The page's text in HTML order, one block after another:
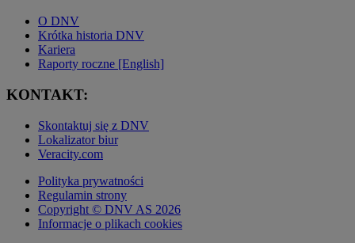
O DNV
Krótka historia DNV
Kariera
Raporty roczne [English]
KONTAKT:
Skontaktuj się z DNV
Lokalizator biur
Veracity.com
Polityka prywatności
Regulamin strony
Copyright © DNV AS 2026
Informacje o plikach cookies